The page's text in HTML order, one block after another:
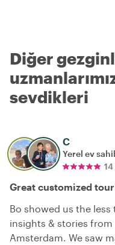
Diğer
sevdikleri
C
Yerel ev
Great customized
Bo showed us the
insights & stories
Amsterdam. We saw